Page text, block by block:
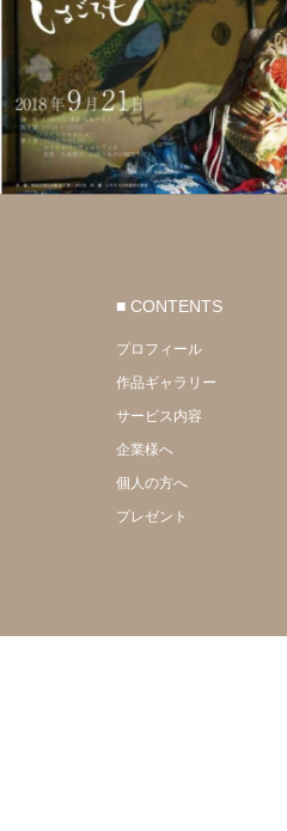
■ CONTENTS
プロフィール
作品ギャラリー
サービス内容
企業様へ
個人の方へ
プレゼント